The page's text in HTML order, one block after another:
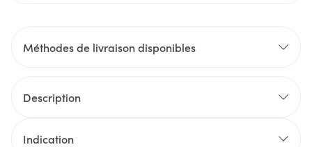
Méthodes de livraison disponibles
Description
Indication